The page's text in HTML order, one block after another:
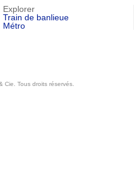
Explorer
Train de banlieue
Métro
Tous droits réservés.